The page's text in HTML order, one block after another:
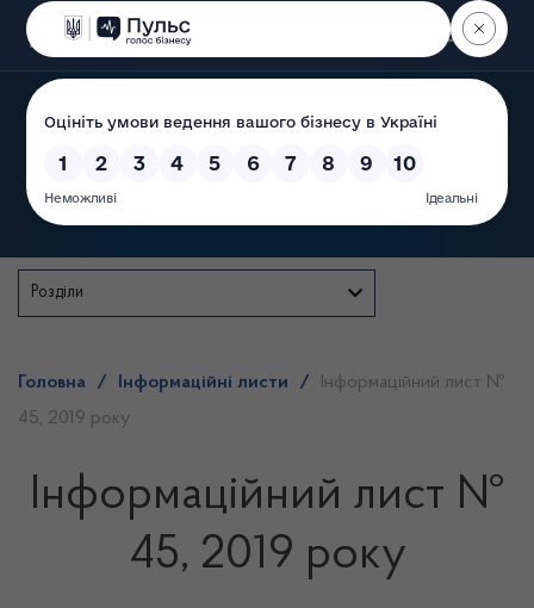
Пошук
Розділи
Головна / Інформаційні листи /
Інформаційний лист №
45, 2019 року
Інформаційний лист №
45, 2019 року